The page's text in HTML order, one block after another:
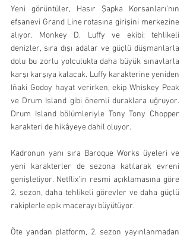
Yeni görüntüler, Hasır Şapka Korsanları’nın
efsanevi Grand Line rotasına girişini merkezine
alıyor. Monkey D. Luffy ve ekibi; tehlikeli
denizler, sıra dışı adalar ve güçlü düşmanlarla
dolu bu zorlu yolculukta daha büyük sınavlarla
karşı karşıya kalacak. Luffy karakterine yeniden
Iñaki Godoy hayat verirken, ekip Whiskey Peak
ve Drum Island gibi önemli duraklara uğruyor.
Drum Island bölümleriyle Tony Tony Chopper
karakteri de hikâyeye dahil oluyor.
Kadronun yanı sıra Baroque Works üyeleri ve
yeni karakterler de sezona katılarak evreni
genişletiyor. Netflix’in resmi açıklamasına göre
2. sezon, daha tehlikeli görevler ve daha güçlü
rakiplerle epik macerayı büyütüyor.
Öte yandan platform, 2. sezon yayınlanmadan